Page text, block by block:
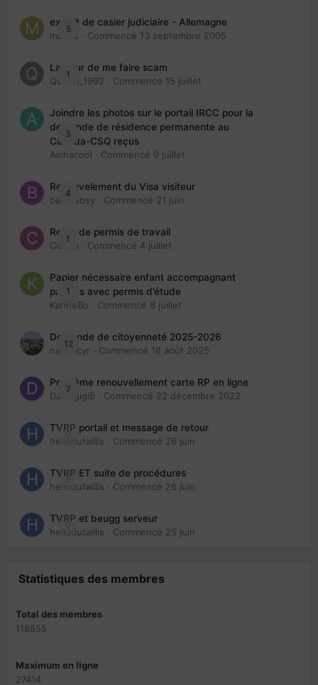
5
extrait de casier judiciaire - Allemagne
maries · Commencé 13 septembre 2005
1
La peur de me faire scam
Queen_1992 · Commencé 15 juillet
3
Joindre les photos sur le portail IRCC pour la
demande de résidence permanente au
Canada-CSQ reçus
Aichacool · Commencé 9 juillet
4
Renouvelement du Visa visiteur
babibubsy · Commencé 21 juin
1
Refus de permis de travail
Cedbri · Commencé 4 juillet
1
Papier nécessaire enfant accompagnant
parents avec permis d’étude
KarineBo · Commencé 8 juillet
12
Demande de citoyenneté 2025-2026
nanancyr · Commencé 18 août 2025
7
Problème renouvellement carte RP en ligne
Davidgigi5 · Commencé 22 décembre 2022
0
TVRP portail et message de retour
hellodutaillis · Commencé 26 juin
0
TVRP ET suite de procédures
hellodutaillis · Commencé 26 juin
0
TVRP et beugg serveur
hellodutaillis · Commencé 25 juin
Statistiques des membres
Total des membres
118855
Maximum en ligne
27414